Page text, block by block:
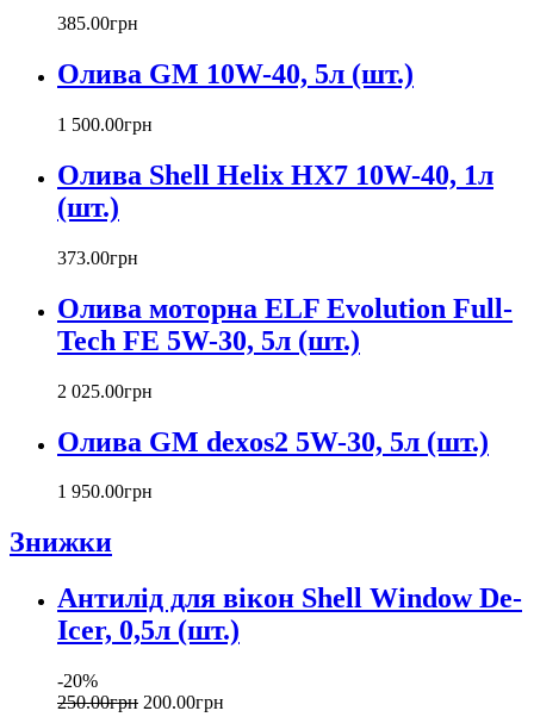
385.00грн
Олива GM 10W-40, 5л (шт.)
1 500.00грн
Олива Shell Helix HX7 10W-40, 1л
(шт.)
373.00грн
Олива моторна ELF Evolution Full-
Tech FE 5W-30, 5л (шт.)
2 025.00грн
Олива GM dexos2 5W-30, 5л (шт.)
1 950.00грн
Знижки
Антилід для вікон Shell Window De-
Icer, 0,5л (шт.)
-20%
250.00грн 200.00грн